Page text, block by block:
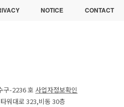
NOTICE CONTACT
구-2236 호 사업자정보확인
워대로 323,비동 30층